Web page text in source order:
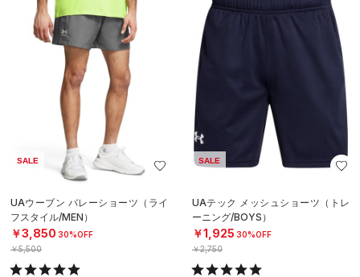
SALE
UAウーブン バレーショーツ（ライ
フスタイル/MEN）
￥3,850 30%OFF
￥5,500
SALE
UAテック メッシュショーツ（トレ
ーニング/BOYS）
￥1,925 30%OFF
￥2,750